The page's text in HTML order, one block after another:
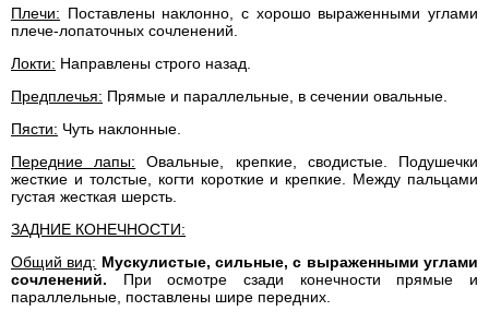
Плечи: Поставлены наклонно, с хорошо выраженными углами
плече-лопаточных сочленений.
Локти: Направлены строго назад.
Предплечья: Прямые и параллельные, в сечении овальные.
Пясти: Чуть наклонные.
Передние лапы: Овальные, крепкие, сводистые. Подушечки
жесткие и толстые, когти короткие и крепкие. Между пальцами
густая жесткая шерсть.
ЗАДНИЕ КОНЕЧНОСТИ:
Общий вид: Мускулистые, сильные, с выраженными углами
сочленений. При осмотре сзади конечности прямые и
параллельные, поставлены шире передних.